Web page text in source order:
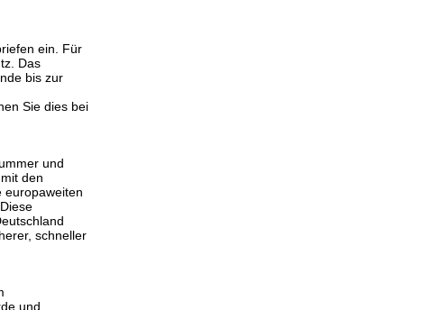
ein. Für
Das
bis zur
Sie dies bei
und
den
europaweiten
schneller
und